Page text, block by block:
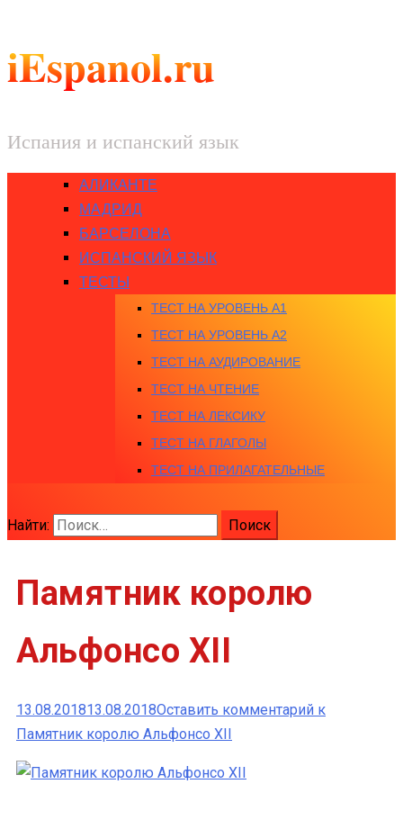
iEspanol.ru
Испания и испанский язык
АЛИКАНТЕ
МАДРИД
БАРСЕЛОНА
ИСПАНСКИЙ ЯЗЫК
ТЕСТЫ
ТЕСТ НА УРОВЕНЬ A1
ТЕСТ НА УРОВЕНЬ A2
ТЕСТ НА АУДИРОВАНИЕ
ТЕСТ НА ЧТЕНИЕ
ТЕСТ НА ЛЕКСИКУ
ТЕСТ НА ГЛАГОЛЫ
ТЕСТ НА ПРИЛАГАТЕЛЬНЫЕ
Найти:
Памятник королю
Альфонсо XII
13.08.201813.08.2018Оставить комментарий к
Памятник королю Альфонсо XII